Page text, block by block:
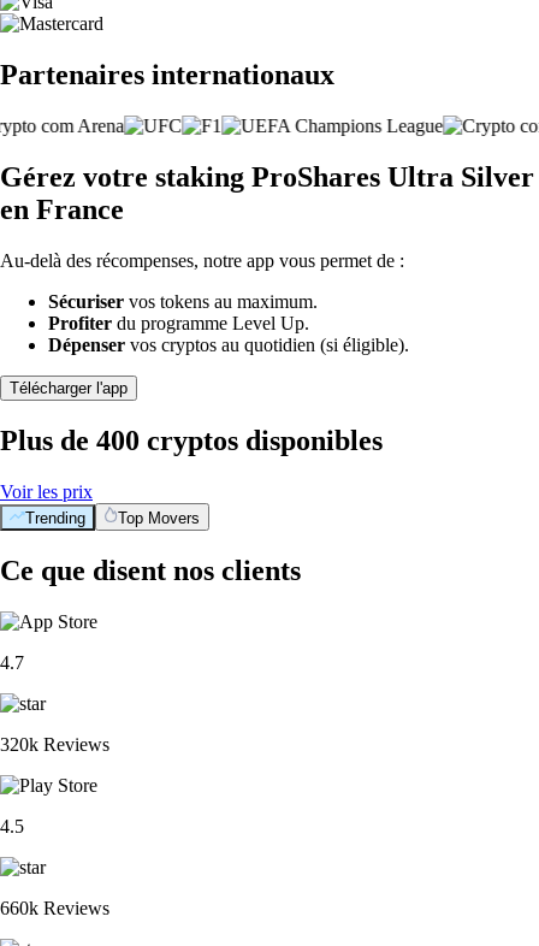
Partenaires internationaux
Gérez votre staking ProShares Ultra Silver
en France
Au-delà des récompenses, notre app vous permet de :
Sécuriser vos tokens au maximum.
Profiter du programme Level Up.
Dépenser vos cryptos au quotidien (si éligible).
Télécharger l'app
Plus de 400 cryptos disponibles
Voir les prix
Trending Top Movers
Ce que disent nos clients
4.7
320k Reviews
4.5
660k Reviews